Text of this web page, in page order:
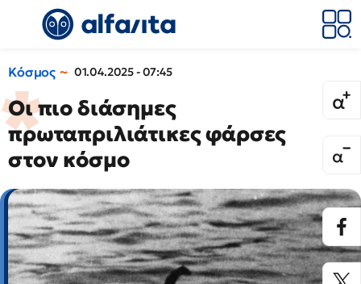
Κόσμος 01.04.2025 - 07:45
Οι πιο διάσημες
πρωταπριλιάτικες φάρσες
στον κόσμο